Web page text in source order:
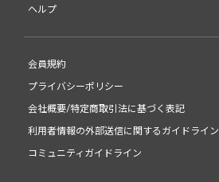
ヘルプ
会員規約
プライバシーポリシー
会社概要/特定商取引法に基づく表記
利用者情報の外部送信に関するガイドライン
コミュニティガイドライン